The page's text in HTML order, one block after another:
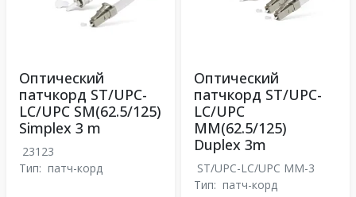
Оптический
патчкорд ST/UPC-
LC/UPC SM(62.5/125)
Simplex 3 m
23123
Тип: патч-корд
Оптический
патчкорд ST/UPC-
LC/UPC
MM(62.5/125)
Duplex 3m
ST/UPC-LC/UPC MM-3
Тип: патч-корд